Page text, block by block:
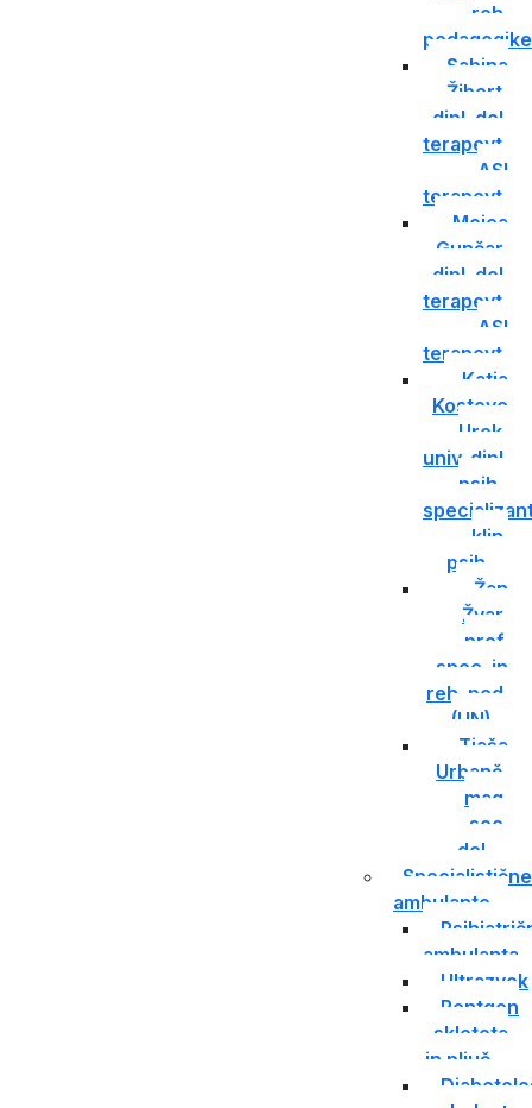
reh.
pedagogike
Sabina
Žibert,
dipl. del.
terapevt,
ASI
terapevt
Mojca
Gunčar,
dipl. del.
terapevt,
ASI
terapevt
Katja
Kostevc
Urek,
univ. dipl.
psih.,
klin.
psih.
Žan
Žvar,
prof.
spec. in
reh. ped.
(UN)
Tjaša
Urbanč,
mag.
soc.
del.
Specialistične
ambulante
ambulanta
Ultrazvok
Rentgen
skleteta
in pljuč